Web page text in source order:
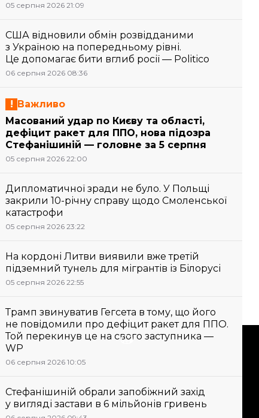
05 серпня 2026 21:09
США відновили обмін розвідданими
з Україною на попередньому рівні.
Це допомагає бити вглиб росії — Politico
06 серпня 2026 08:36
Важливо
Масований удар по Києву та області,
дефіцит ракет для ППО, нова підозра
Стефанішиній — головне за 5 серпня
05 серпня 2026 22:00
Дипломатичної зради не було. У Польщі
закрили 10-річну справу щодо Смоленської
катастрофи
05 серпня 2026 23:22
На кордоні Литви виявили вже третій
підземний тунель для мігрантів із Білорусі
05 серпня 2026 22:55
Трамп звинуватив Гегсета в тому, що його
не повідомили про дефіцит ракет для ППО.
Той перекинув це на свого заступника —
WP
06 серпня 2026 10:05
Стефанішиній обрали запобіжний захід
у вигляді застави в 6 мільйонів гривень
Підтримати
Ми працюємо для тебе та
завдяки тобі. Будь нашим